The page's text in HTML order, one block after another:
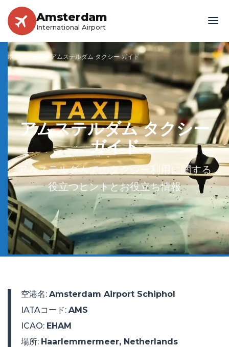
Amsterdam
International Airport
ホームページ アムステルダム タクシー ガイド
アムステルダム タクシー
ガイド
アムステルダムでのタクシー利用に関する
役立つヒントとお役立ち情報
空港名: Amsterdam Airport Schiphol
IATAコード: AMS
ICAO: EHAM
場所: Haarlemmermeer, Netherlands